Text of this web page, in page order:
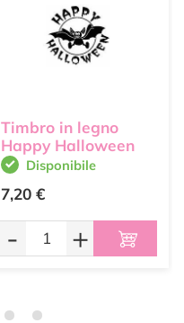
Timbro in legno
Happy Halloween
Disponibile
7,20 €
- +